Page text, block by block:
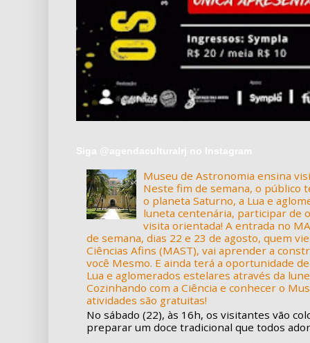
Siga @agendaculturalrj no Instagram
Museu de Astronomia ensina
Neste fim de semana, o público
o planeta Saturno, a Lua e
luneta centenária, participar de
visita orientada! A entrada no
de semana, dias 22 e 23 de agosto, quem
Ciências Afins (MAST), vai aprender a
você Mesmo. E ainda terá a oportunidade
Lua e aglomerados estelares através da
Cozinhando com a Ciência e conhecer o
atividades são gratuitas!
No sábado (22), às 16h, os visitantes vão
preparar um doce tradicional que todos